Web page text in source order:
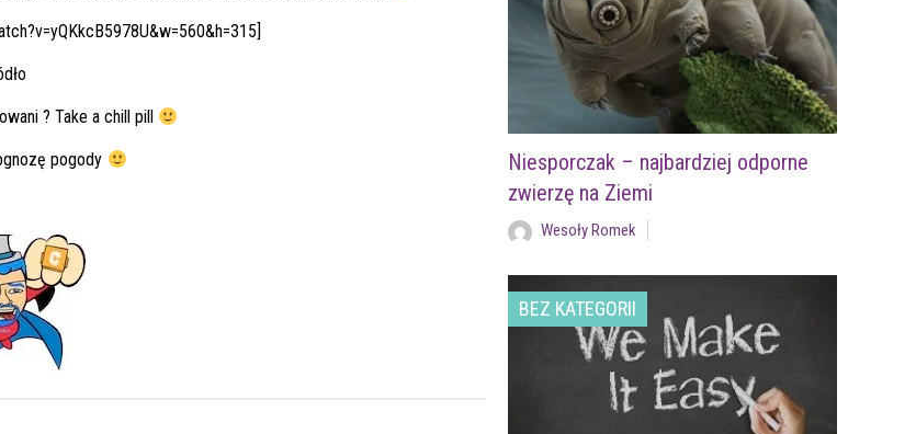
? Take a chill pill
pogody
Niesporczak – najbardziej odporne
zwierzę na Ziemi
Wesoły Romek
BEZ KATEGORII